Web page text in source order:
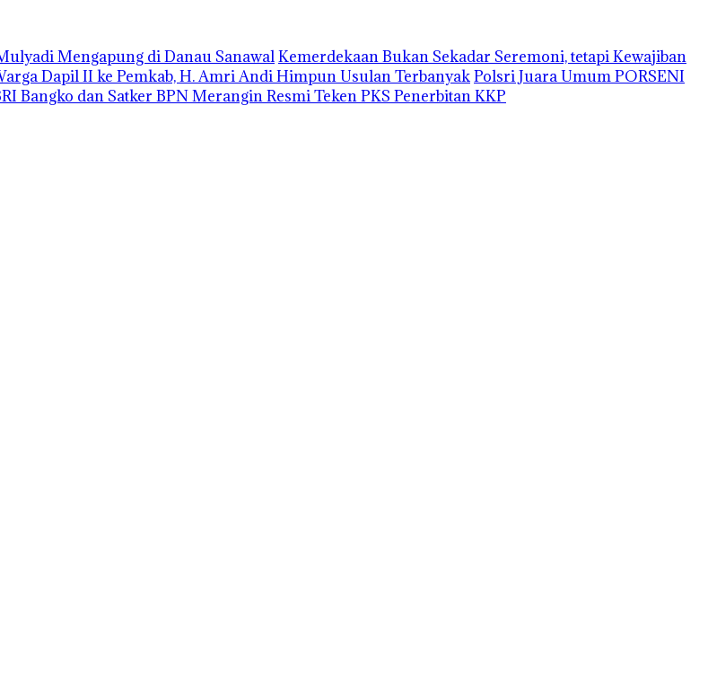
Mengapung di Danau SanawalKemerdekaan Bukan Sekadar Seremoni, tetapi Kewajiban
Dapil II ke Pemkab, H. Amri Andi Himpun Usulan TerbanyakPolsri Juara Umum PORSENI
Bangko dan Satker BPN Merangin Resmi Teken PKS Penerbitan KKP